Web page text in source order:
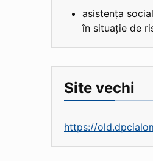
asistența
în situație de
Site vechi
https://